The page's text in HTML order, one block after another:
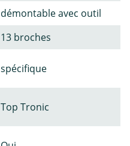
démontable avec outil
13 broches
spécifique
Top Tronic